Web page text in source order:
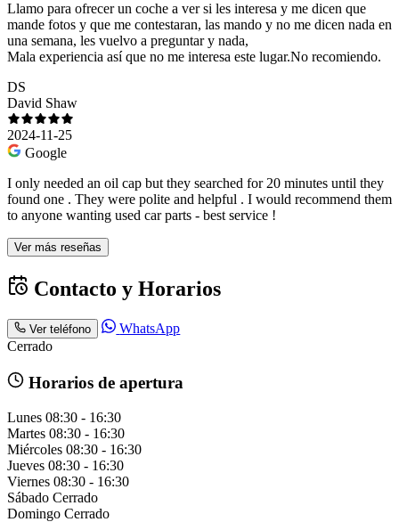
Llamo para ofrecer un coche a ver si les interesa y me dicen que
mande fotos y que me contestaran, las mando y no me dicen nada en
una semana, les vuelvo a preguntar y nada,
Mala experiencia así que no me interesa este lugar.No recomiendo.
DS
David Shaw
2024-11-25
Google
I only needed an oil cap but they searched for 20 minutes until they
found one . They were polite and helpful . I would recommend them
to anyone wanting used car parts - best service !
Ver más reseñas
Contacto y Horarios
Ver teléfono
WhatsApp
Cerrado
Horarios de apertura
Lunes 08:30 - 16:30
Martes 08:30 - 16:30
Miércoles 08:30 - 16:30
Jueves 08:30 - 16:30
Viernes 08:30 - 16:30
Sábado Cerrado
Domingo Cerrado